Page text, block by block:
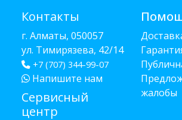
Контакты
г. Алматы, 050057
ул. Тимирязева, 42/14
+7 (707) 344-99-07
Напишите нам
Сервисный
центр
жалобы